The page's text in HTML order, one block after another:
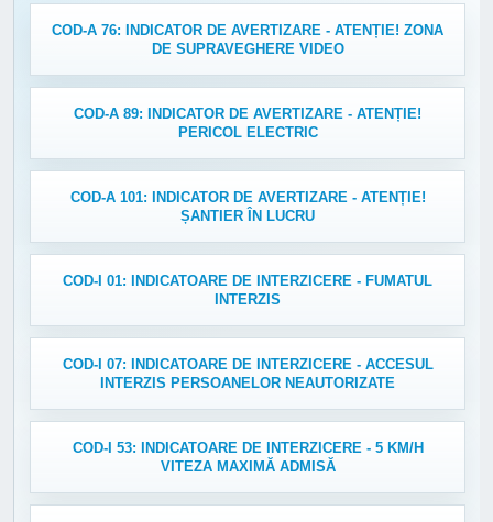
COD-A 76: INDICATOR DE AVERTIZARE - ATENȚIE! ZONA
DE SUPRAVEGHERE VIDEO
COD-A 89: INDICATOR DE AVERTIZARE - ATENȚIE!
PERICOL ELECTRIC
COD-A 101: INDICATOR DE AVERTIZARE - ATENȚIE!
ȘANTIER ÎN LUCRU
COD-I 01: INDICATOARE DE INTERZICERE - FUMATUL
INTERZIS
COD-I 07: INDICATOARE DE INTERZICERE - ACCESUL
INTERZIS PERSOANELOR NEAUTORIZATE
COD-I 53: INDICATOARE DE INTERZICERE - 5 KM/H
VITEZA MAXIMĂ ADMISĂ